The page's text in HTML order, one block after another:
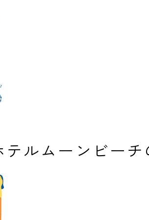
テルムーンビーチ